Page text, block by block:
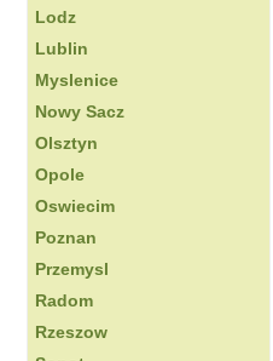
Lodz
Lublin
Myslenice
Nowy Sacz
Olsztyn
Opole
Oswiecim
Poznan
Przemysl
Radom
Rzeszow